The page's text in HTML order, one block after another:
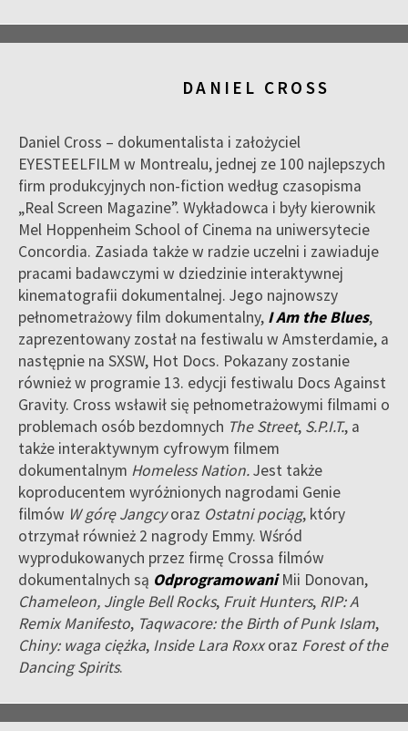
DANIEL CROSS
Daniel Cross – dokumentalista i założyciel
EYESTEELFILM w Montrealu, jednej ze 100 najlepszych
firm produkcyjnych non-fiction według czasopisma
„Real Screen Magazine”. Wykładowca i były kierownik
Mel Hoppenheim School of Cinema na uniwersytecie
Concordia. Zasiada także w radzie uczelni i zawiaduje
pracami badawczymi w dziedzinie interaktywnej
kinematografii dokumentalnej. Jego najnowszy
pełnometrażowy film dokumentalny, I Am the Blues,
zaprezentowany został na festiwalu w Amsterdamie, a
następnie na SXSW, Hot Docs. Pokazany zostanie
również w programie 13. edycji festiwalu Docs Against
Gravity. Cross wsławił się pełnometrażowymi filmami o
problemach osób bezdomnych The Street, S.P.I.T., a
także interaktywnym cyfrowym filmem
dokumentalnym Homeless Nation.Jest także
koproducentem wyróżnionych nagrodami Genie
filmów W górę Jangcyoraz Ostatni pociąg, który
otrzymał również 2 nagrody Emmy. Wśród
wyprodukowanych przez firmę Crossa filmów
dokumentalnych są Odprogramowani Mii Donovan,
Chameleon, Jingle Bell Rocks, Fruit Hunters, RIP: A
Remix Manifesto, Taqwacore: the Birth of Punk Islam,
Chiny: waga ciężka, Inside Lara Roxxoraz Forest of the
Dancing Spirits.